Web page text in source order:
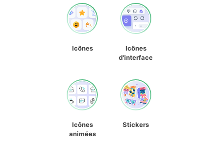
Icônes
Icônes
d'interface
Icônes
animées
Stickers